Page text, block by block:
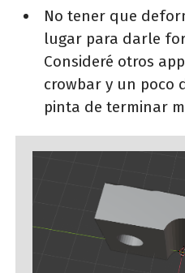
No tener que
lugar para darle
Consideré otros
crowbar y un poco
pinta de terminar